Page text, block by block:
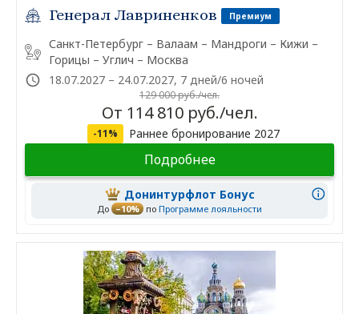
Генерал Лавриненков Премиум
Санкт-Петербург – Валаам – Мандроги – Кижи –
Горицы – Углич – Москва
18.07.2027 – 24.07.2027, 7 дней/6 ночей
129 000 руб./чел.
От 114 810 руб./чел.
-11% Раннее бронирование 2027
Подробнее
Донинтурфлот Бонус
До –10% по Программе лояльности